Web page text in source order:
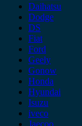
Daihatsu
Dodge
DS
Fiat
Ford
Geely
Gonow
Honda
Hyundai
Isuzu
iveco
Jaecoo